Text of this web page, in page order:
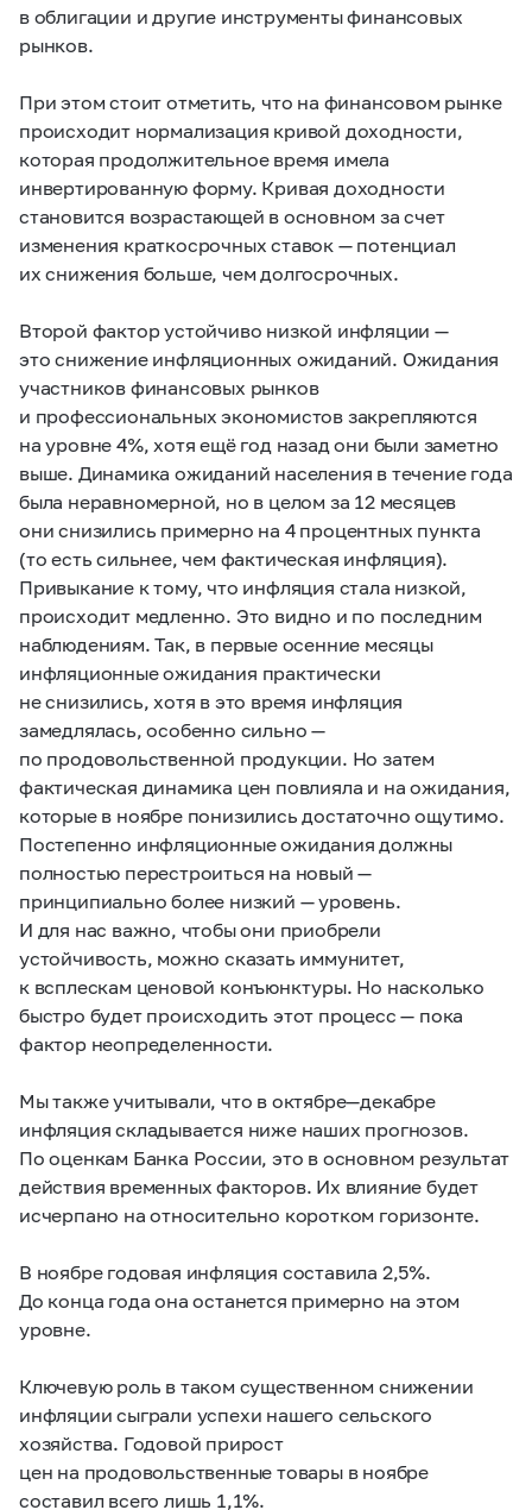
в облигации и другие инструменты финансовых
рынков.
При этом стоит отметить, что на финансовом рынке
происходит нормализация кривой доходности,
которая продолжительное время имела
инвертированную форму. Кривая доходности
становится возрастающей в основном за счет
изменения краткосрочных ставок — потенциал
их снижения больше, чем долгосрочных.
Второй фактор устойчиво низкой инфляции —
это снижение инфляционных ожиданий. Ожидания
участников финансовых рынков
и профессиональных экономистов закрепляются
на уровне 4%, хотя ещё год назад они были заметно
выше. Динамика ожиданий населения в течение года
была неравномерной, но в целом за 12 месяцев
они снизились примерно на 4 процентных пункта
(то есть сильнее, чем фактическая инфляция).
Привыкание к тому, что инфляция стала низкой,
происходит медленно. Это видно и по последним
наблюдениям. Так, в первые осенние месяцы
инфляционные ожидания практически
не снизились, хотя в это время инфляция
замедлялась, особенно сильно —
по продовольственной продукции. Но затем
фактическая динамика цен повлияла и на ожидания,
которые в ноябре понизились достаточно ощутимо.
Постепенно инфляционные ожидания должны
полностью перестроиться на новый —
принципиально более низкий — уровень.
И для нас важно, чтобы они приобрели
устойчивость, можно сказать иммунитет,
к всплескам ценовой конъюнктуры. Но насколько
быстро будет происходить этот процесс — пока
фактор неопределенности.
Мы также учитывали, что в октябре—декабре
инфляция складывается ниже наших прогнозов.
По оценкам Банка России, это в основном результат
действия временных факторов. Их влияние будет
исчерпано на относительно коротком горизонте.
В ноябре годовая инфляция составила 2,5%.
До конца года она останется примерно на этом
уровне.
Ключевую роль в таком существенном снижении
инфляции сыграли успехи нашего сельского
хозяйства. Годовой прирост
цен на продовольственные товары в ноябре
составил всего лишь 1,1%.